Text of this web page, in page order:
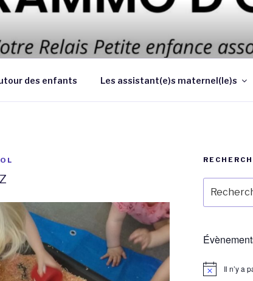
les conditions et la qualité de la garde des
domicile des parents
des enfants Les assistant(e)s maternel(le)s
pour
:
Il n’y a